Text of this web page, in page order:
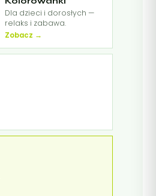
Dla dzieci i dorosłych —
relaks i zabawa.
Zobacz →